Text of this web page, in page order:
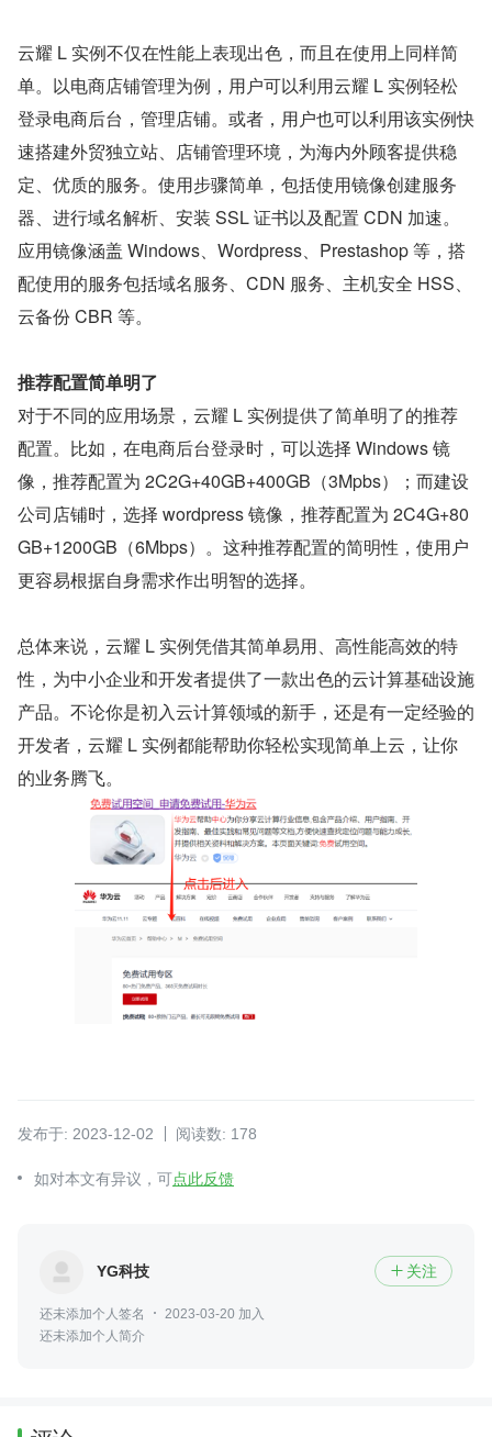
云耀 L 实例不仅在性能上表现出色，而且在使用上同样简
单。以电商店铺管理为例，用户可以利用云耀 L 实例轻松
登录电商后台，管理店铺。或者，用户也可以利用该实例快
速搭建外贸独立站、店铺管理环境，为海内外顾客提供稳
定、优质的服务。使用步骤简单，包括使用镜像创建服务
器、进行域名解析、安装 SSL 证书以及配置 CDN 加速。
应用镜像涵盖 Windows、Wordpress、Prestashop 等，搭
配使用的服务包括域名服务、CDN 服务、主机安全 HSS、
云备份 CBR 等。
推荐配置简单明了
对于不同的应用场景，云耀 L 实例提供了简单明了的推荐
配置。比如，在电商后台登录时，可以选择 Windows 镜
像，推荐配置为 2C2G+40GB+400GB（3Mpbs）；而建设
公司店铺时，选择 wordpress 镜像，推荐配置为 2C4G+80
GB+1200GB（6Mbps）。这种推荐配置的简明性，使用户
更容易根据自身需求作出明智的选择。
总体来说，云耀 L 实例凭借其简单易用、高性能高效的特
性，为中小企业和开发者提供了一款出色的云计算基础设施
产品。不论你是初入云计算领域的新手，还是有一定经验的
开发者，云耀 L 实例都能帮助你轻松实现简单上云，让你
的业务腾飞。
发布于: 2023-12-02 阅读数: 178
如对本文有异议，可点此反馈
YG科技  关注
还未添加个人签名
2023-03-20 加入
还未添加个人简介